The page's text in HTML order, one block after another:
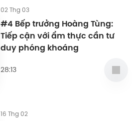
02 Thg 03
#4 Bếp trưởng Hoàng Tùng:
Tiếp cận với ẩm thực cần tư
duy phóng khoáng
28:13
16 Thg 02